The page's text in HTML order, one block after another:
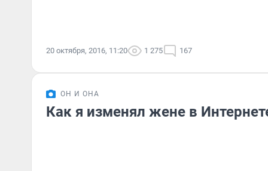
20 октября, 2016, 11:20 1 275 167
ОН И ОНА
Как я изменял жене в